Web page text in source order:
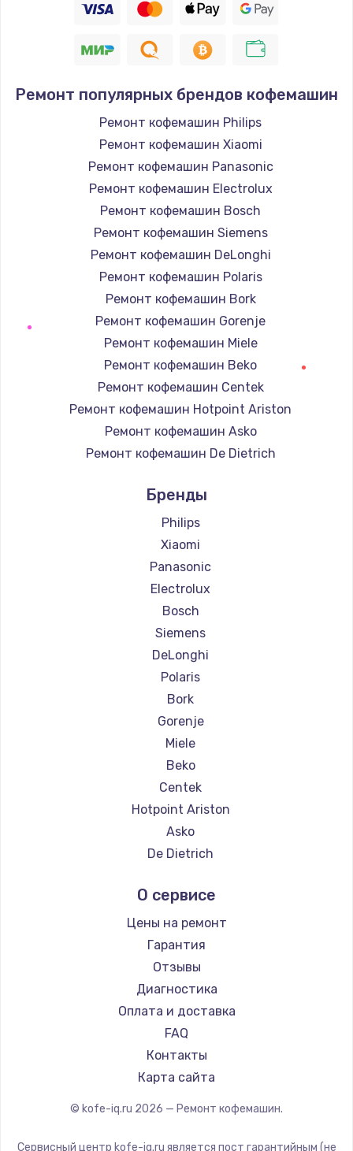
Ремонт популярных брендов кофемашин
Ремонт кофемашин Philips
Ремонт кофемашин Xiaomi
Ремонт кофемашин Panasonic
Ремонт кофемашин Electrolux
Ремонт кофемашин Bosch
Ремонт кофемашин Siemens
Ремонт кофемашин DeLonghi
Ремонт кофемашин Polaris
Ремонт кофемашин Bork
Ремонт кофемашин Gorenje
Ремонт кофемашин Miele
Ремонт кофемашин Beko
Ремонт кофемашин Centek
Ремонт кофемашин Hotpoint Ariston
Ремонт кофемашин Asko
Ремонт кофемашин De Dietrich
Ремонт кофемашин Ascaso
Ремонт кофемашин Jura
Ремонт кофемашин Olympia
Ремонт кофемашин Saeco
Ремонт кофемашин La Cimbali
Ремонт кофемашин WMF
Ремонт кофемашин Yamaguchi
Ремонт кофемашин Nivona
Ремонт кофемашин Astoria
Ремонт кофемашин JVC
Ремонт кофемашин Ariston
Ремонт кофемашин Grundig
Ремонт кофемашин ROCKET MOZZAFIATO
Ремонт кофемашин Vivitek
Ремонт кофемашин Thomson
Ремонт кофемашин Hisense
Ремонт кофемашин DELTA
Ремонт кофемашин Kyvol
Ремонт кофемашин RED solution
Ремонт кофемашин Bravilor Bonamat
Ремонт кофемашин Vard
Ремонт кофемашин Tuvio
Ремонт кофемашин Carrera
Ремонт кофемашин Supra
Бренды
Philips
Xiaomi
Panasonic
Electrolux
Bosch
Siemens
DeLonghi
Polaris
Bork
Gorenje
Miele
Beko
Centek
Hotpoint Ariston
Asko
De Dietrich
Ascaso
Jura
Olympia
Saeco
La Cimbali
WMF
Yamaguchi
Nivona
Astoria
О сервисе
Цены на ремонт
Гарантия
Отзывы
Диагностика
Оплата и доставка
FAQ
Контакты
Карта сайта
© kofe-iq.ru 2026 — Ремонт кофемашин.
Сервисный центр kofe-iq.ru является пост гарантийным (не